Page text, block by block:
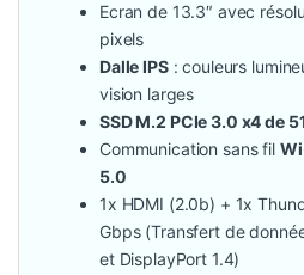
Ecran de 13.3″ avec
pixels
Dalle IPS: couleurs
vision larges
SSD M.2 PCIe 3.0 x4 de
Communication sans fil
5.0
1x HDMI (2.0b) + 1x
Gbps (Transfert de
et DisplayPort 1.4)